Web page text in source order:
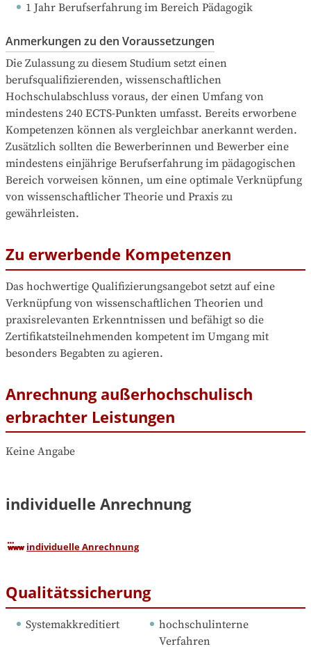
1 Jahr Berufserfahrung im Bereich Pädagogik
Anmerkungen zu den Voraussetzungen
Die Zulassung zu diesem Studium setzt einen
berufsqualifizierenden, wissenschaftlichen
Hochschulabschluss voraus, der einen Umfang von
mindestens 240 ECTS-Punkten umfasst. Bereits erworbene
Kompetenzen können als vergleichbar anerkannt werden.
Zusätzlich sollten die Bewerberinnen und Bewerber eine
mindestens einjährige Berufserfahrung im pädagogischen
Bereich vorweisen können, um eine optimale Verknüpfung
von wissenschaftlicher Theorie und Praxis zu
gewährleisten.
Zu erwerbende Kompetenzen
Das hochwertige Qualifizierungsangebot setzt auf eine
Verknüpfung von wissenschaftlichen Theorien und
praxisrelevanten Erkenntnissen und befähigt so die
Zertifikatsteilnehmenden kompetent im Umgang mit
besonders Begabten zu agieren.
Anrechnung außerhochschulisch
erbrachter Leistungen
Keine Angabe
individuelle Anrechnung
individuelle Anrechnung
Qualitätssicherung
Systemakkreditiert
hochschulinterne
Verfahren